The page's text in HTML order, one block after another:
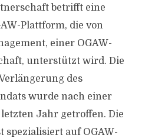
betrifft eine
Plattform, die von
einer OGAW-
unterstützt wird. Die
des
wurde nach einer
Jahr getroffen. Die
spezialisiert auf OGAW-